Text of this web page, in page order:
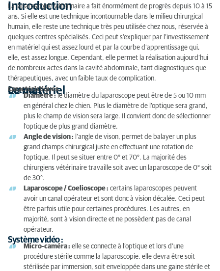
Introduction
Le matériel
Organisation et préparation
Les techniques chirurgicales aujourd’hui réalisables
Inconvénients de la laparoscopie :
Avantages de la laparoscopie :
Conclusion :
Introduction
La laparoscopie vétérinaire a fait énormément de progrès depuis 10 à 15
ans. Si elle est une technique incontournable dans le milieu chirurgical
humain, elle reste une technique très peu utilisée chez nous, réservée à
quelques centres spécialisés. Ceci peut s’expliquer par l’investissement
en matériel qui est assez lourd et par la courbe d’apprentissage qui,
elle, est assez longue. Cependant, elle permet la réalisation aujourd’hui
de nombreux actes dans la cavité abdominale, tant diagnostiques que
thérapeutiques, avec un faible taux de complication.
Le matériel
Optiques :
Caractéristiques
Diamètre : le diamètre du laparoscope peut être de 5 ou 10 mm
en général chez le chien. Plus le diamètre de l’optique sera grand,
plus le champ de vision sera large. Il convient donc de sélectionner
l’optique de plus grand diamètre.
Angle de vision : l’angle de vison, permet de balayer un plus
grand champs chirurgical juste en effectuant une rotation de
l’optique. Il peut se situer entre 0° et 70°. La majorité des
chirurgiens vétérinaire travaille soit avec un laparoscope de 0° soit
de 30°.
Laparoscope / Coelioscope : certains laparoscopes peuvent
avoir un canal opérateur et sont donc à vision décalée. Ceci peut
être parfois utile pour certaines procédures. Les autres, en
majorité, sont à vision directe et ne possèdent pas de canal
opérateur.
Système vidéo :
Micro-caméra : elle se connecte à l’optique et lors d’une
procédure stérile comme la laparoscopie, elle devra être soit
stérilisée par immersion, soit enveloppée dans une gaine stérile et